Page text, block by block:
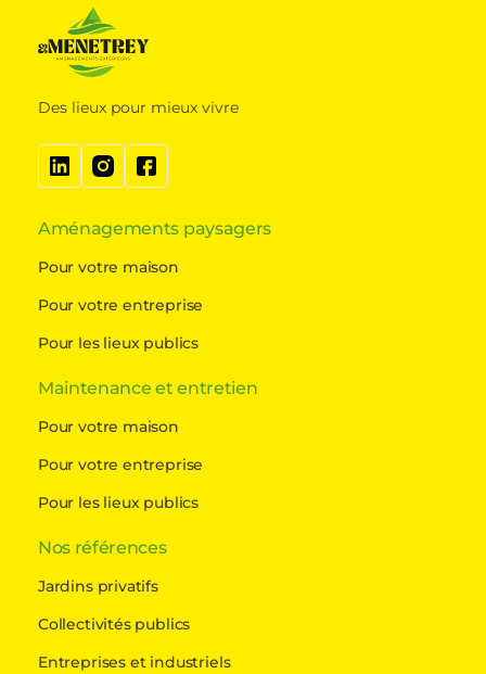
Des lieux pour mieux vivre
Aménagements paysagers
Pour votre maison
Pour votre entreprise
Pour les lieux publics
Maintenance et entretien
Pour votre maison
Pour votre entreprise
Pour les lieux publics
Nos références
Jardins privatifs
Collectivités publics
Entreprises et industriels